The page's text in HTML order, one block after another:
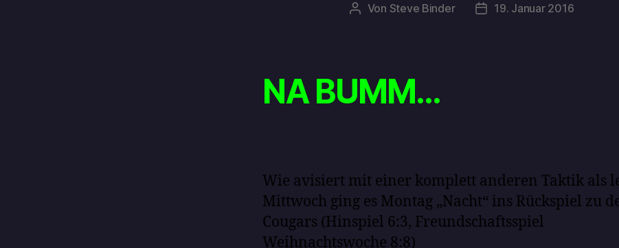
Von Steve Binder 19. Januar 2016
NA BUMM…
Wie avisiert mit einer komplett anderen Taktik als
Mittwoch ging es Montag „Nacht“ ins Rückspiel zu
Cougars (Hinspiel 6:3, Freundschaftsspiel
Weihnachtswoche 8:8)